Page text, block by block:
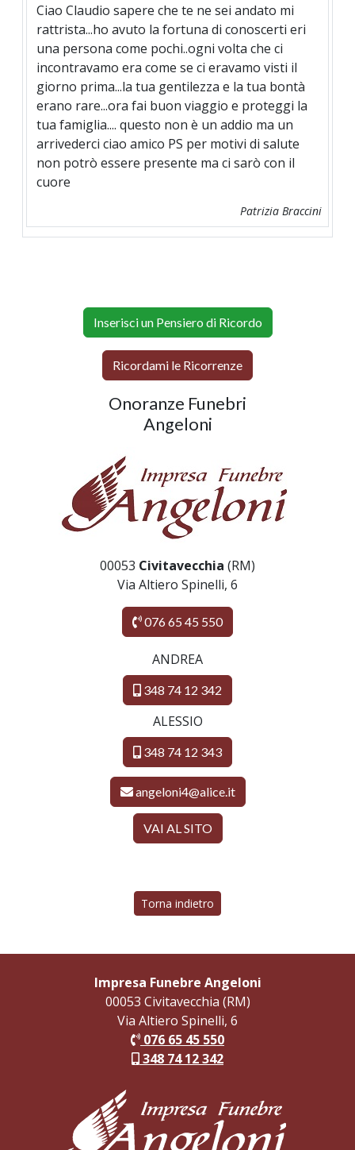
Ciao Claudio sapere che te ne sei andato mi
rattrista...ho avuto la fortuna di conoscerti eri
una persona come pochi..ogni volta che ci
incontravamo era come se ci eravamo visti il
giorno prima...la tua gentilezza e la tua bontà
erano rare...ora fai buon viaggio e proteggi la
tua famiglia.... questo non è un addio ma un
arrivederci ciao amico PS per motivi di salute
non potrò essere presente ma ci sarò con il
cuore
Patrizia Braccini
Inserisci un Pensiero di Ricordo
Ricordami le Ricorrenze
Onoranze Funebri
Angeloni
00053 Civitavecchia (RM)
Via Altiero Spinelli, 6
076 65 45 550
ANDREA
348 74 12 342
ALESSIO
348 74 12 343
angeloni4@alice.it
VAI AL SITO
Torna indietro
Impresa Funebre Angeloni
00053 Civitavecchia (RM)
Via Altiero Spinelli, 6
076 65 45 550
348 74 12 342